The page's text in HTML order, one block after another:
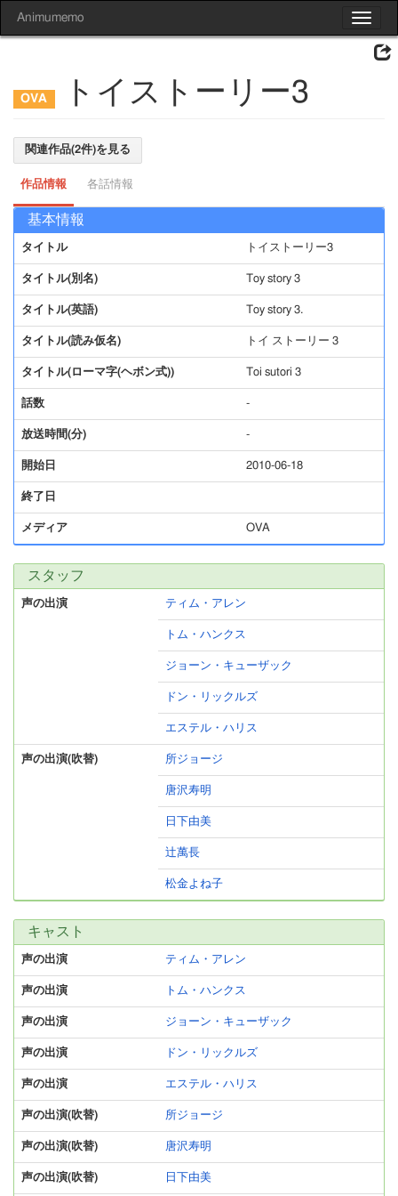
Toggle
Animumemo
トイストーリー3
関連作品(2件)を見る
作品情報 各話情報
基本情報
タイトル トイストーリー3
タイトル(別名) Toy story 3
タイトル(英語) Toy story 3.
タイトル(読み仮名) トイ ストーリー 3
タイトル(ローマ字(ヘボン式)) Toi sutori 3
話数 -
放送時間(分) -
開始日 2010-06-18
終了日
メディア OVA
スタッフ
声の出演 ティム・アレン
トム・ハンクス
ジョーン・キューザック
ドン・リックルズ
エステル・ハリス
声の出演(吹替) 所ジョージ
唐沢寿明
日下由美
辻萬長
松金よね子
キャスト
声の出演 ティム・アレン
声の出演 トム・ハンクス
声の出演 ジョーン・キューザック
声の出演 ドン・リックルズ
声の出演 エステル・ハリス
声の出演(吹替) 所ジョージ
声の出演(吹替) 唐沢寿明
声の出演(吹替) 日下由美